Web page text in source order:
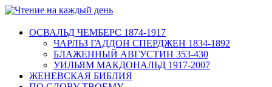
ОСВАЛЬД ЧЕМБЕРС 1874-1917
ЧАРЛЬЗ ГАДДОН СПЕРДЖЕН 1834-1892
БЛАЖЕННЫЙ АВГУСТИН 353-430
УИЛЬЯМ МАКДОНАЛЬД 1917-2007
ЖЕНЕВСКАЯ БИБЛИЯ